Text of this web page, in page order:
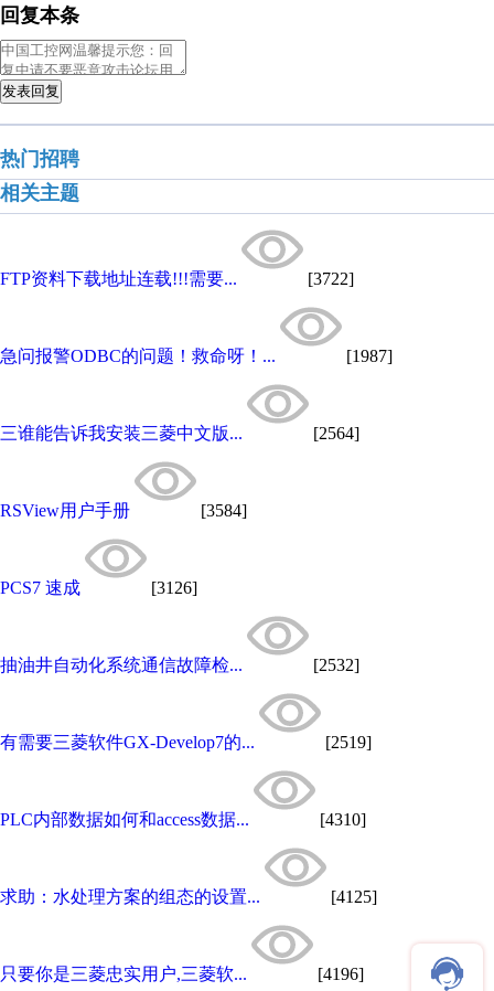
回复本条
发表回复
热门招聘
相关主题
FTP资料下载地址连载!!!需要... [3722]
急问报警ODBC的问题！救命呀！... [1987]
三谁能告诉我安装三菱中文版... [2564]
RSView用户手册 [3584]
PCS7 速成 [3126]
抽油井自动化系统通信故障检... [2532]
有需要三菱软件GX-Develop7的... [2519]
PLC内部数据如何和access数据... [4310]
求助：水处理方案的组态的设置... [4125]
只要你是三菱忠实用户,三菱软... [4196]